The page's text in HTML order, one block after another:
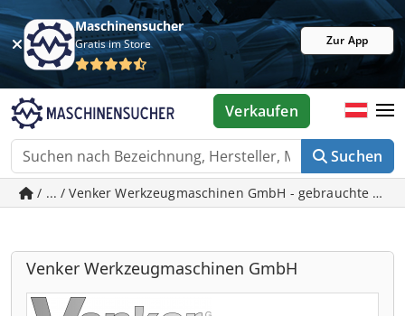
Maschinensucher
Gratis im Store Zur App
Suchen
Verkaufen
/ ... / Venker Werkzeugmaschinen GmbH - gebrauchte
Venker Werkzeugmaschinen GmbH